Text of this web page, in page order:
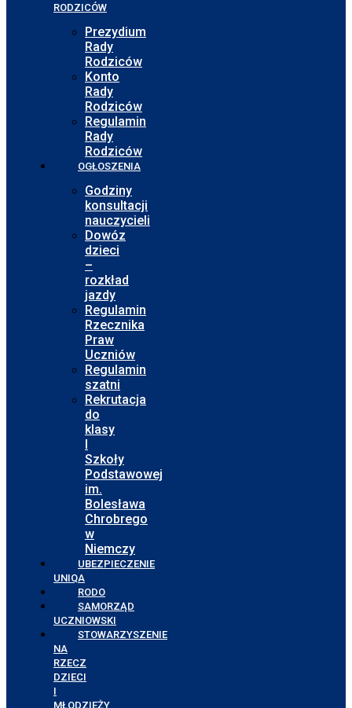
RODZICÓW
Prezydium
Rady
Rodziców
Konto
Rady
Rodziców
Regulamin
Rady
Rodziców
OGŁOSZENIA
Godziny
konsultacji
nauczycieli
Dowóz
dzieci
–
rozkład
jazdy
Regulamin
Rzecznika
Praw
Uczniów
Regulamin
szatni
Rekrutacja
do
klasy
I
Szkoły
Podstawowej
im.
Bolesława
Chrobrego
w
Niemczy
UBEZPIECZENIE
UNIQA
RODO
SAMORZĄD
UCZNIOWSKI
STOWARZYSZENIE
NA
RZECZ
DZIECI
I
MŁODZIEŻY